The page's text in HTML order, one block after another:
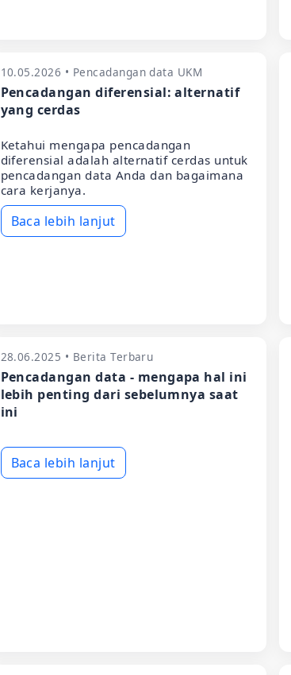
10.05.2026 • Pencadangan data UKM
Pencadangan diferensial: alternatif
yang cerdas
Ketahui mengapa pencadangan
diferensial adalah alternatif cerdas untuk
pencadangan data Anda dan bagaimana
cara kerjanya.
Baca lebih lanjut
28.06.2025 • Berita Terbaru
Pencadangan data - mengapa hal ini
lebih penting dari sebelumnya saat
ini
Baca lebih lanjut